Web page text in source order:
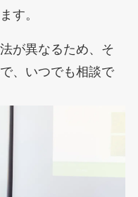
す。
が異なるため、そ
、いつでも相談で